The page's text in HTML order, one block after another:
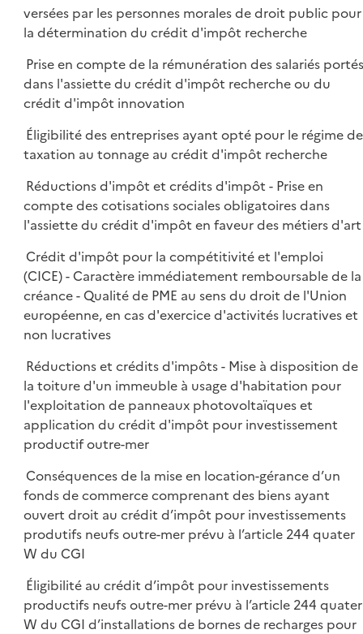
versées par les personnes morales de droit public pour
la détermination du crédit d'impôt recherche
Prise en compte de la rémunération des salariés
dans l'assiette du crédit d'impôt recherche ou du
crédit d'impôt innovation
Éligibilité des entreprises ayant opté pour le régime de
taxation au tonnage au crédit d'impôt recherche
Réductions d'impôt et crédits d'impôt - Prise en
compte des cotisations sociales obligatoires dans
l'assiette du crédit d'impôt en faveur des métiers d'art
Crédit d'impôt pour la compétitivité et l'emploi
(CICE) - Caractère immédiatement remboursable de la
créance - Qualité de PME au sens du droit de l'Union
européenne, en cas d'exercice d'activités lucratives et
non lucratives
Réductions et crédits d'impôts - Mise à disposition de
la toiture d'un immeuble à usage d'habitation pour
l'exploitation de panneaux photovoltaïques et
application du crédit d'impôt pour investissement
productif outre-mer
Conséquences de la mise en location-gérance d’un
fonds de commerce comprenant des biens ayant
ouvert droit au crédit d’impôt pour investissements
produtifs neufs outre-mer prévu à l’article 244 quater
W du CGI
Éligibilité au crédit d’impôt pour investissements
productifs neufs outre-mer prévu à l’article 244 quater
W du CGI d’installations de bornes de recharges pour